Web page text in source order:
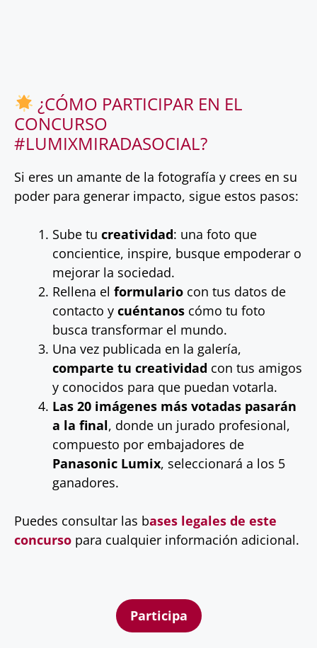
¿CÓMO PARTICIPAR EN EL
CONCURSO
#LUMIXMIRADASOCIAL?
Si eres un amante de la fotografía y crees en su
poder para generar impacto, sigue estos pasos:
Sube tu creatividad: una foto que
concientice, inspire, busque empoderar o
mejorar la sociedad.
Rellena el formulario con tus datos de
contacto y cuéntanos cómo tu foto
busca transformar el mundo.
Una vez publicada en la galería,
comparte tu creatividad con tus amigos
y conocidos para que puedan votarla.
Las 20 imágenes más votadas pasarán
a la final, donde un jurado profesional,
compuesto por embajadores de
Panasonic Lumix, seleccionará a los 5
ganadores.
Puedes consultar las bases legales de este
concurso para cualquier información adicional.
Participa